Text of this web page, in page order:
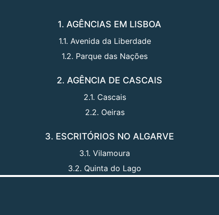
1. AGÊNCIAS EM LISBOA
1.1. Avenida da Liberdade
1.2. Parque das Nações
2. AGÊNCIA DE CASCAIS
2.1. Cascais
2.2. Oeiras
3. ESCRITÓRIOS NO ALGARVE
3.1. Vilamoura
3.2. Quinta do Lago